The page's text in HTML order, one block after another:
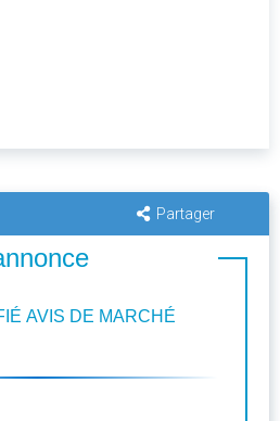
Partager
AVIS DE MARCHÉ